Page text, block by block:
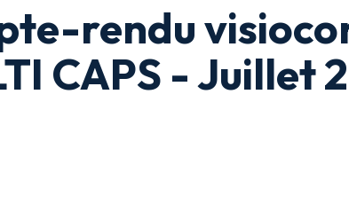
rendu
CAPS - Juillet